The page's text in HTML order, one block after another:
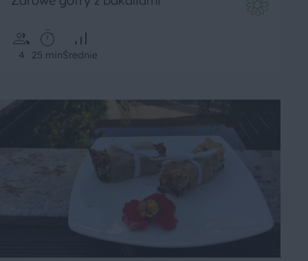
4 25 minŚrednie